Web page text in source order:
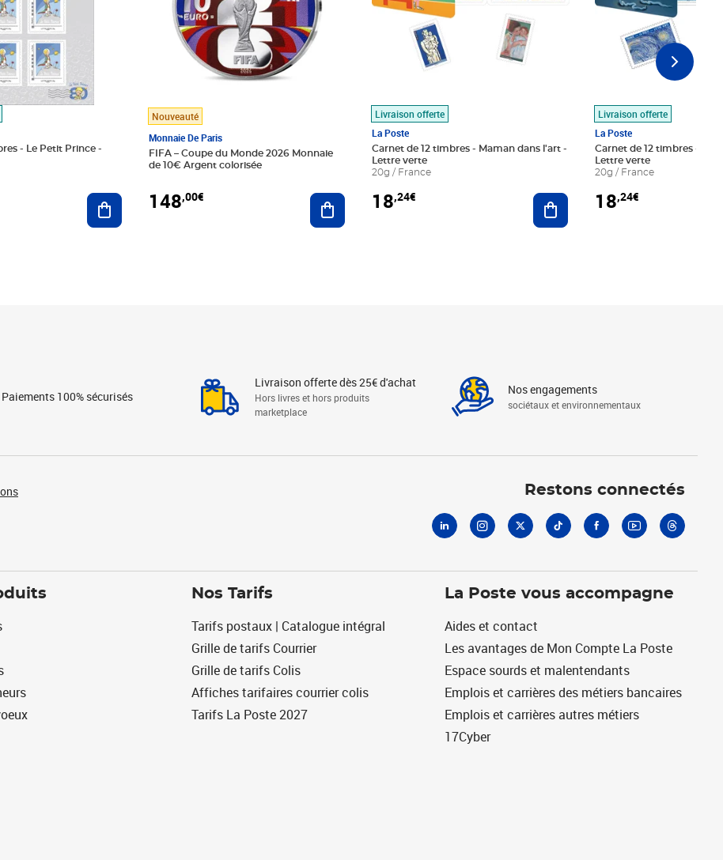
- Le Petit Prince -
Ajouter au panier
Nouveauté
Monnaie De Paris
FIFA – Coupe du Monde 2026 Monnaie
de 10€ Argent colorisée
148,00€ Ajouter au panier
Livraison offerte
La Poste
Carnet de 12 timbres - Maman dans l'art -
Lettre verte
20g / France
18,24€ Ajouter au panier
Livraison offerte
La Poste
Carnet de 12 timbres - Le
Lettre verte
20g / France
18,24€
Paiements 100% sécurisés
Livraison offerte dès 25€ d'achat
Hors livres et hors produits
marketplace
Nos engagements
sociétaux et environnementaux
Restons connectés
Nos Tarifs
Tarifs postaux | Catalogue intégral
Grille de tarifs Courrier
Grille de tarifs Colis
Affiches tarifaires courrier colis
Tarifs La Poste 2027
La Poste vous accompagne
Aides et contact
Les avantages de Mon Compte La Poste
Espace sourds et malentendants
Emplois et carrières des métiers bancaires
Emplois et carrières autres métiers
17Cyber